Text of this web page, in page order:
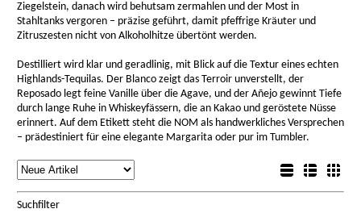
Ziegelstein, danach wird behutsam zermahlen und der Most in
Stahltanks vergoren – präzise geführt, damit pfeffrige Kräuter und
Zitruszesten nicht von Alkoholhitze übertönt werden.
Destilliert wird klar und geradlinig, mit Blick auf die Textur eines echten
Highlands-Tequilas. Der Blanco zeigt das Terroir unverstellt, der
Reposado legt feine Vanille über die Agave, und der Añejo gewinnt Tiefe
durch lange Ruhe in Whiskeyfässern, die an Kakao und geröstete Nüsse
erinnert. Auf dem Etikett steht die NOM als handwerkliches Versprechen
– prädestiniert für eine elegante Margarita oder pur im Tumbler.
Listenansicht
Sortierung
Suchfilter